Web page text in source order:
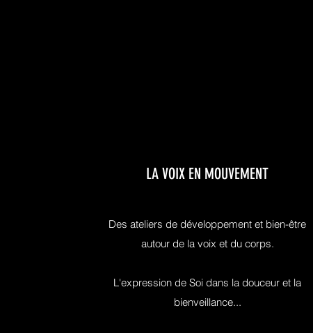
LA VOIX EN MOUVEMENT
Des ateliers de développement et bien-être
autour de la voix et du corps.
L'expression de Soi dans la douceur et la
bienveillance...